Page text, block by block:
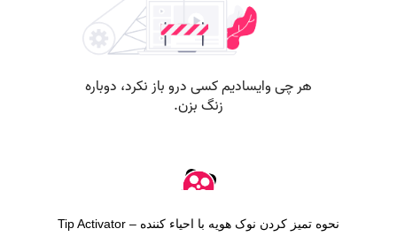
نحوه تمیز کردن نوک هویه با احیاء کننده – Tip Activator